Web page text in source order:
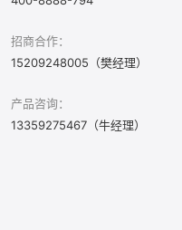
招商合作：
15209248005（樊经理）
产品咨询：
13359275467（牛经理）